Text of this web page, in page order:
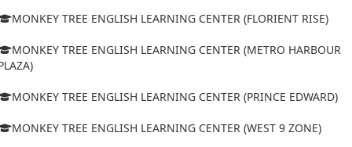
MONKEY TREE ENGLISH LEARNING CENTER (FLORIENT RISE)
MONKEY TREE ENGLISH LEARNING CENTER (METRO HARBOUR
MONKEY TREE ENGLISH LEARNING CENTER (PRINCE EDWARD)
MONKEY TREE ENGLISH LEARNING CENTER (WEST 9 ZONE)